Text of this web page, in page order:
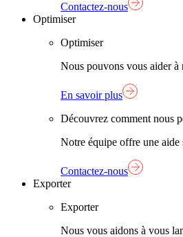
Contactez-nous
Optimiser
Optimiser
Nous pouvons vous aider à
En savoir plus
Découvrez comment nous
Notre équipe offre une aide
Contactez-nous
Exporter
Exporter
Nous vous aidons à vous